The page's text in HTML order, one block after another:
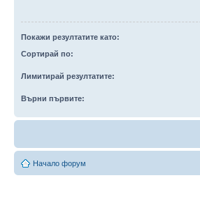
Покажи резултатите като:
Сортирай по:
Лимитирай резултатите:
Върни първите:
Начало форум